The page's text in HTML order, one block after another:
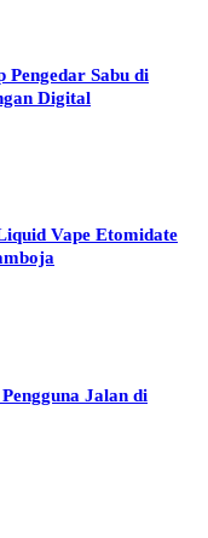
Pengedar Sabu di
Digital
Vape Etomidate
Jalan di